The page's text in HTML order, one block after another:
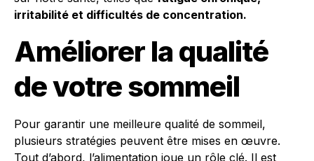
irritabilité et difficultés de concentration.
Améliorer la qualité
de votre sommeil
Pour garantir une meilleure qualité de sommeil,
plusieurs stratégies peuvent être mises en œuvre.
Tout d’abord, l’alimentation joue un rôle clé. Il est